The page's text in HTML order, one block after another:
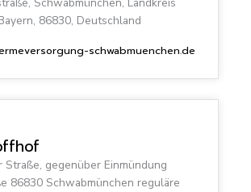
86830, Deutschland
schwabmuenchen.de
Straße, gegenüber Einmündung
86830 Schwabmünchen reguläre